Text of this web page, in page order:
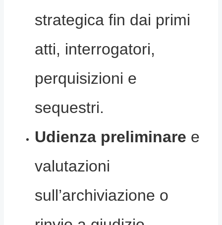
strategica fin dai primi
atti, interrogatori,
perquisizioni e
sequestri.
Udienza preliminare e
valutazioni
sull’archiviazione o